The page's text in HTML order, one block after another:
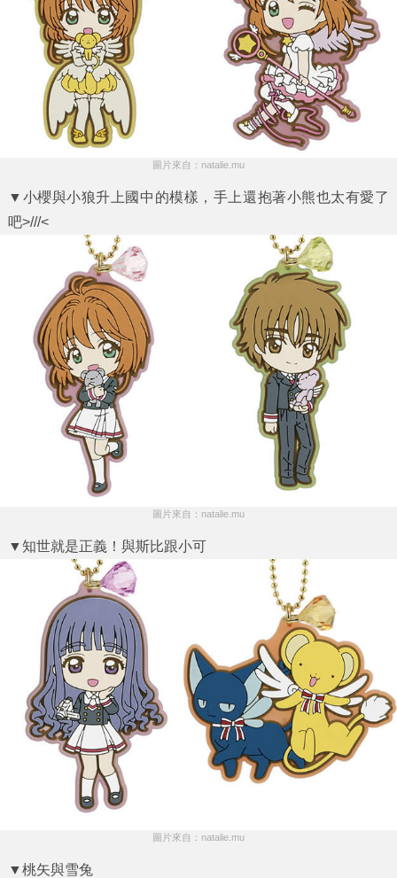
圖片來自：natalie.mu
▼小櫻與小狼升上國中的模樣，手上還抱著小熊也太有愛了
吧>///<
圖片來自：natalie.mu
▼知世就是正義！與斯比跟小可
圖片來自：natalie.mu
▼桃矢與雪兔